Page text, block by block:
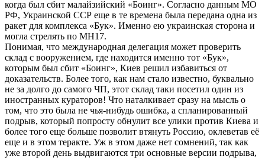
когда был сбит малайзийский «Боинг». Согласно данным МО
РФ, Украинской ССР еще в те времена была передана одна из
ракет для комплекса «Бук». Именно ею украинская сторона и
могла стрелять по MH17.
Понимая, что международная делегация может проверить
склад с вооружением, где находится именно тот «Бук»,
которым был сбит «Боинг», Киев решил избавиться от
доказательств. Более того, как нам стало известно, буквально
не за долго до самого ЧП, этот склад таки посетил один из
иностранных кураторов! Что наталкивает сразу на мысль о
том, что это была не чья-нибудь ошибка, а спланированный
подрыв, который попросту обнулит все улики против Киева и
более того еще больше позволит втянуть Россию, оклеветав её
еще и в этом теракте. Уж в этом даже нет сомнений, так как
уже второй день выдвигаются три основные версии подрыва,